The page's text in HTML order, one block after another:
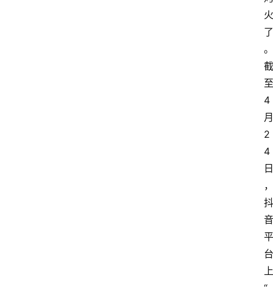
火
了
。
截
至
4
月
2
4
日
，
抖
音
平
台
上